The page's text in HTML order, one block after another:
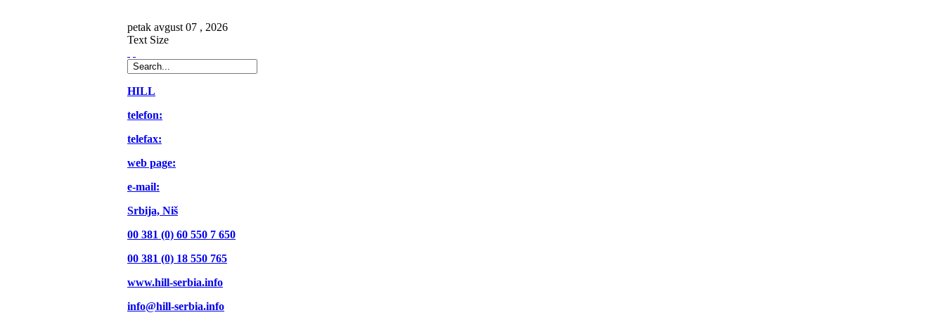
petak avgust 07 , 2026
Text Size
HILL
telefon:
telefax:
web page:
e-mail:
Srbija, Niš
00 381 (0) 60 550 7 650
00 381 (0) 18 550 765
www.hill-serbia.info
info@hill-serbia.info